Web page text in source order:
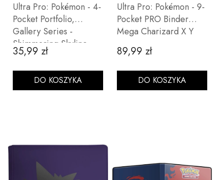
Ultra Pro: Pokémon - 4-
Pocket Portfolio,
Gallery Series -
Shimmering Skyline
Cena
35,99 zł
DO KOSZYKA
Ultra Pro: Pokémon - 9-
Pocket PRO Binder
Mega Charizard X Y
Cena
89,99 zł
DO KOSZYKA